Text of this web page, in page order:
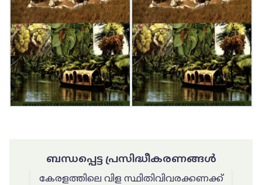
ബന്ധപ്പെട്ട പ്രസിദ്ധീകരണങ്ങൾ
കേരളത്തിലെ വിള സ്ഥിതിവിവരക്കണക്ക്